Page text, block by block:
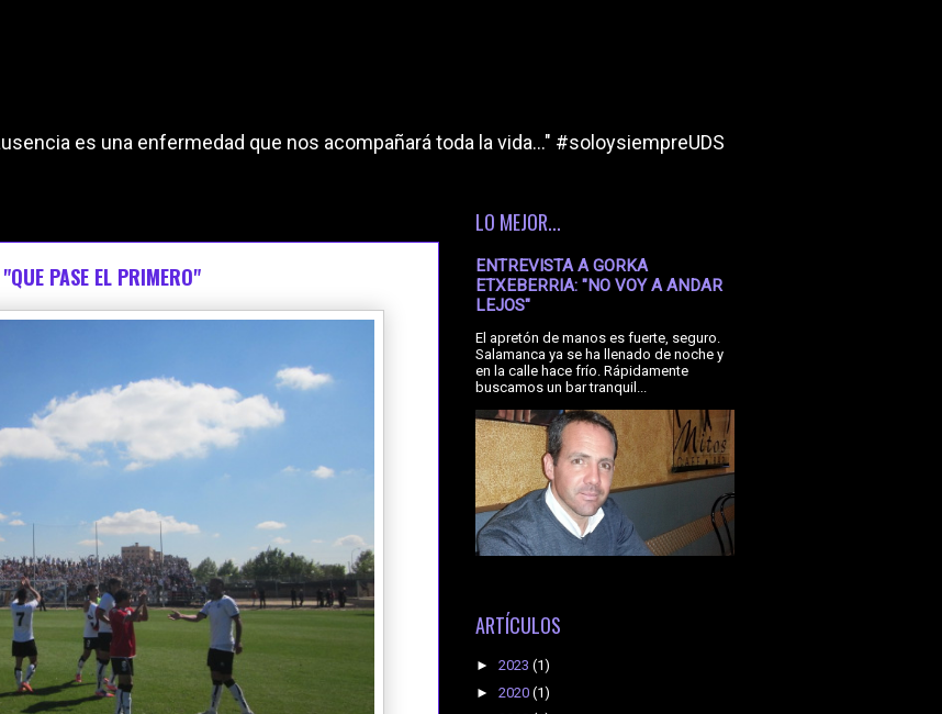
es una enfermedad que nos acompañará toda la vida..." #soloysiempreUDS
PASE EL PRIMERO"
LO MEJOR...
ENTREVISTA A GORKA
ETXEBERRIA: "NO VOY A ANDAR
LEJOS"
El apretón de manos es fuerte, seguro.
Salamanca ya se ha llenado de noche y
en la calle hace frío. Rápidamente
buscamos un bar tranquil...
ARTÍCULOS
► 2023 (1)
► 2020 (1)